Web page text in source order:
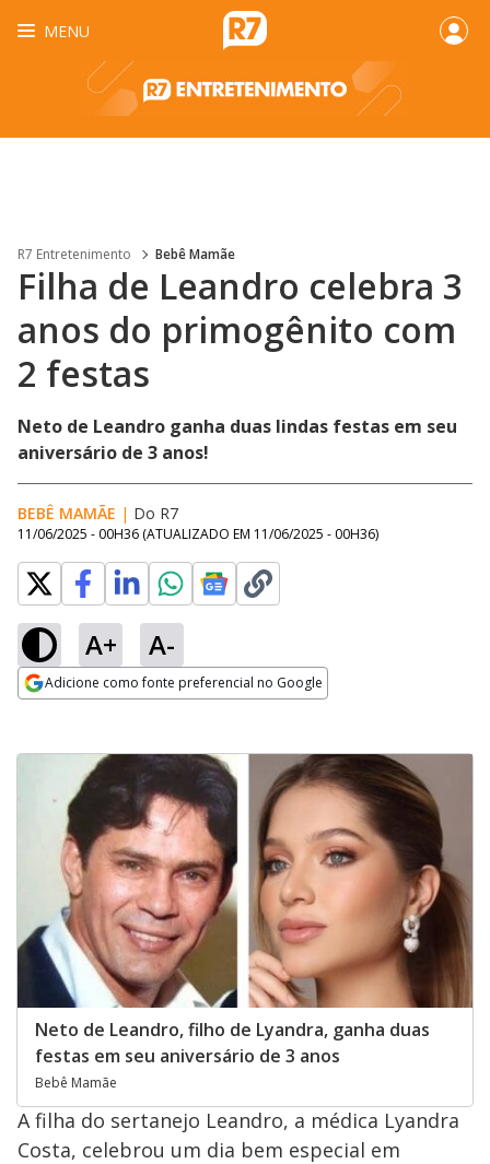
MENU
R7 Entretenimento Bebê Mamãe
Filha de Leandro celebra 3
anos do primogênito com
2 festas
Neto de Leandro ganha duas lindas festas em seu
aniversário de 3 anos!
BEBÊ MAMÃE | Do R7
11/06/2025 - 00H36 (ATUALIZADO EM 11/06/2025 - 00H36)
A+ A-
Adicione como fonte preferencial no Google
Neto de Leandro, filho de Lyandra, ganha duas
festas em seu aniversário de 3 anos
Bebê Mamãe
A filha do sertanejo Leandro, a médica Lyandra
Costa, celebrou um dia bem especial em